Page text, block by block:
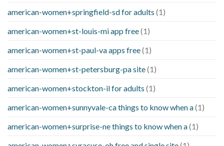
american-women+springfield-sd for adults (1)
american-women+st-louis-mi app free(1)
american-women+st-paul-va apps free(1)
american-women+st-petersburg-pa site(1)
american-women+stockton-il for adults (1)
american-women+sunnyvale-ca things to know when a(1)
american-women+surprise-ne things to know when a(1)